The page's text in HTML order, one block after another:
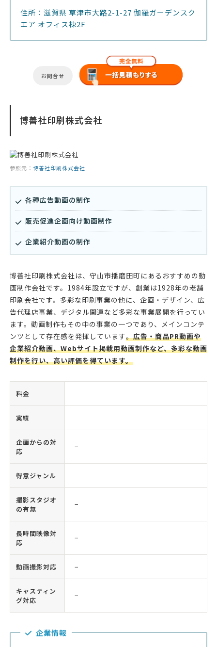
住所：滋賀県 草津市大路2-1-27 伽羅ガーデンスク
エア オフィス棟2F
お問合せ
博善社印刷株式会社
参照元： 博善社印刷株式会社
各種広告動画の制作
販売促進企画向け動画制作
企業紹介動画の制作
博善社印刷株式会社は、守山市播磨田町にあるおすすめの動
画制作会社です。1984年設立ですが、創業は1928年の老舗
印刷会社です。多彩な印刷事業の他に、企画・デザイン、広
告代理店事業、デジタル関連など多彩な事業展開を行ってい
ます。動画制作もその中の事業の一つであり、メインコンテ
ンツとして存在感を発揮しています。広告・商品PR動画や
企業紹介動画、Webサイト掲載用動画制作など、多彩な動画
制作を行い、高い評価を得ています。
料金
実績
企画からの対
応
−
得意ジャンル
撮影スタジオ
の有無
−
長時間映像対
応
−
動画撮影対応 −
キャスティン
グ対応
−
企業情報